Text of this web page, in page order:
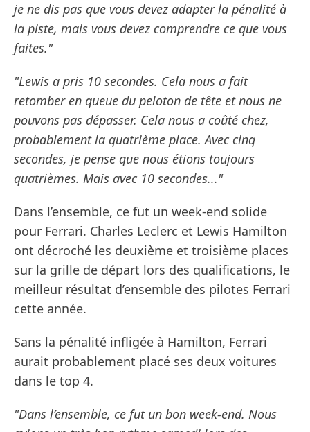
je ne dis pas que vous devez adapter la pénalité à
la piste, mais vous devez comprendre ce que vous
faites."
"Lewis a pris 10 secondes. Cela nous a fait
retomber en queue du peloton de tête et nous ne
pouvons pas dépasser. Cela nous a coûté chez,
probablement la quatrième place. Avec cinq
secondes, je pense que nous étions toujours
quatrièmes. Mais avec 10 secondes..."
Dans l’ensemble, ce fut un week-end solide
pour Ferrari. Charles Leclerc et Lewis Hamilton
ont décroché les deuxième et troisième places
sur la grille de départ lors des qualifications, le
meilleur résultat d’ensemble des pilotes Ferrari
cette année.
Sans la pénalité infligée à Hamilton, Ferrari
aurait probablement placé ses deux voitures
dans le top 4.
"Dans l’ensemble, ce fut un bon week-end. Nous